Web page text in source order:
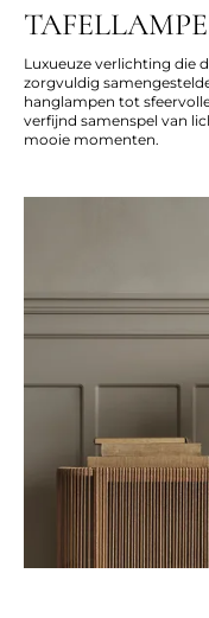
Luxueuze verlichting die
zorgvuldig
hanglampen tot
verfijnd samenspel van
mooie momenten.